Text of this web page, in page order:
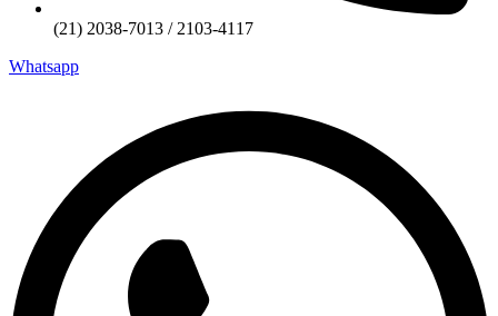
(21) 2038-7013 / 2103-4117
Whatsapp